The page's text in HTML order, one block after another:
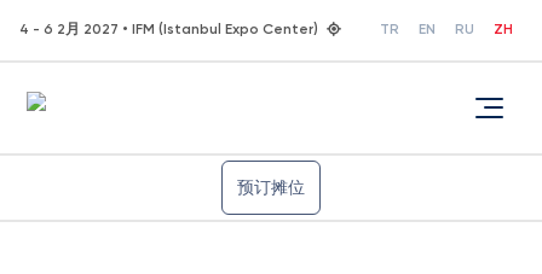
4 - 6 2月 2027 • IFM (Istanbul Expo Center) TR EN RU ZH
预订摊位